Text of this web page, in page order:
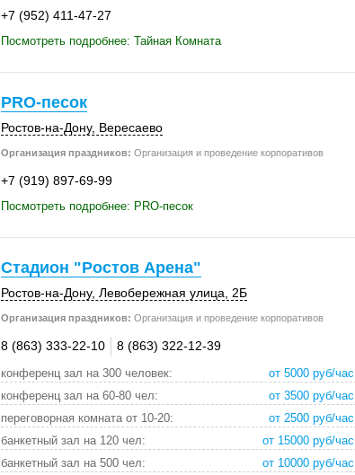
+7 (952) 411-47-27
Посмотреть подробнее: Тайная Комната
PRO-песок
Ростов-на-Дону, Вересаево
Организация праздников: Организация и проведение корпоративов
+7 (919) 897-69-99
Посмотреть подробнее: PRO-песок
Стадион "Ростов Арена"
Ростов-на-Дону, Левобережная улица, 2Б
Организация праздников: Организация и проведение корпоративов
8 (863) 333-22-10 8 (863) 322-12-39
конференц зал на 300 человек:
от 5000 руб/час
конференц зал на 60-80 чел:
от 3500 руб/час
переговорная комната от 10-20:
от 2500 руб/час
банкетный зал на 120 чел:
от 15000 руб/час
банкетный зал на 500 чел:
от 10000 руб/час